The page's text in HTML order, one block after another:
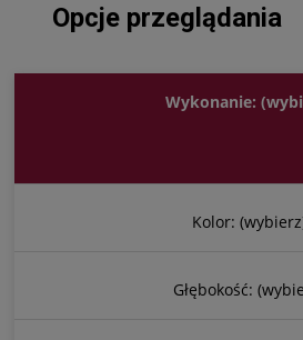
Opcje przeglądania
Wykonanie:
Kolor:
Głębokość: